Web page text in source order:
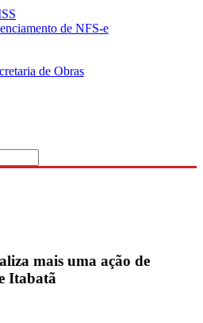
de NFS-e
de Obras
mais uma ação de
Itabatã